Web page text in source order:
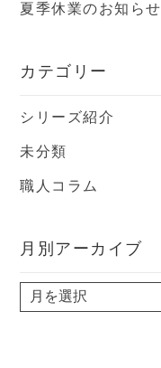
夏季休業のお知らせ
カテゴリー
シリーズ紹介
未分類
職人コラム
月別アーカイブ